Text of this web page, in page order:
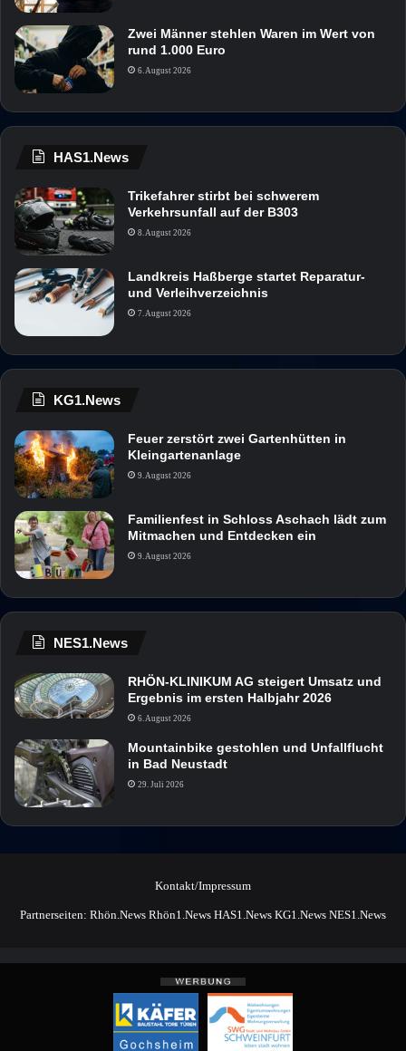
Zwei Männer stehlen Waren im Wert von
rund 1.000 Euro
6. August 2026
HAS1.News
Trikefahrer stirbt bei schwerem
Verkehrsunfall auf der B303
8. August 2026
Landkreis Haßberge startet Reparatur-
und Verleihverzeichnis
7. August 2026
KG1.News
Feuer zerstört zwei Gartenhütten in
Kleingartenanlage
9. August 2026
Familienfest in Schloss Aschach lädt zum
Mitmachen und Entdecken ein
9. August 2026
NES1.News
RHÖN-KLINIKUM AG steigert Umsatz und
Ergebnis im ersten Halbjahr 2026
6. August 2026
Mountainbike gestohlen und Unfallflucht
in Bad Neustadt
29. Juli 2026
Kontakt/Impressum
Partnerseiten: Rhön.News Rhön1.News HAS1.News KG1.News NES1.News